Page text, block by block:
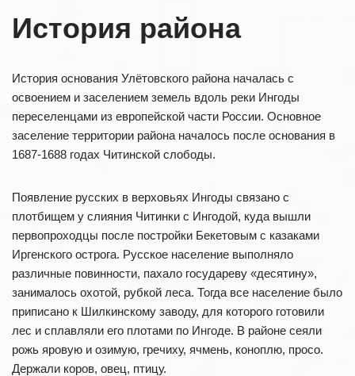
История района
История основания Улётовского района началась с
освоением и заселением земель вдоль реки Ингоды
переселенцами из европейской части России. Основное
заселение территории района началось после основания в
1687-1688 годах Читинской слободы.
Появление русских в верховьях Ингоды связано с
плотбищем у слияния Читинки с Ингодой, куда вышли
первопроходцы после постройки Бекетовым с казаками
Иргенского острога. Русское население выполняло
различные повинности, пахало государеву «десятину»,
занималось охотой, рубкой леса. Тогда все население было
приписано к Шилкинскому заводу, для которого готовили
лес и сплавляли его плотами по Ингоде. В районе сеяли
рожь яровую и озимую, гречиху, ячмень, коноплю, просо.
Держали коров, овец, птицу.